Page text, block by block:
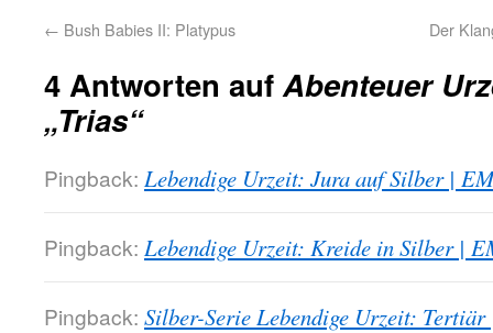
← Bush Babies II: Platypus Der
4 Antworten auf Abenteuer
„Trias“
Pingback: Lebendige Urzeit: Jura auf Silber |
Pingback: Lebendige Urzeit: Kreide in Silber |
Pingback: Silber-Serie Lebendige Urzeit: